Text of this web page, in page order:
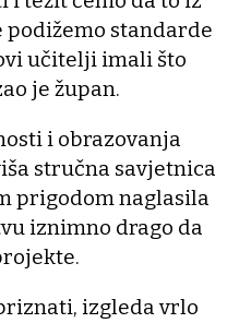
podižemo standarde
učitelji imali što
je župan.
i obrazovanja
stručna savjetnica
prigodom naglasila
iznimno drago da
izgleda vrlo